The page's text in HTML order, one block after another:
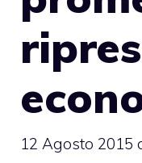
12 Agosto 2015